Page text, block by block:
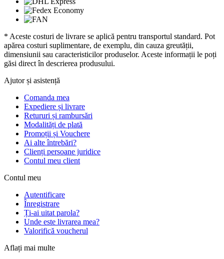
* Aceste costuri de livrare se aplică pentru transportul standard. Pot
apărea costuri suplimentare, de exemplu, din cauza greutății,
dimensiunii sau caracteristicilor produselor. Aceste informații le poți
găsi direct în descrierea produsului.
Ajutor și asistență
Comanda mea
Expediere și livrare
Retururi și rambursări
Modalități de plată
Promoții și Vouchere
Ai alte întrebări?
Clienți persoane juridice
Contul meu client
Contul meu
Autentificare
Înregistrare
Ți-ai uitat parola?
Unde este livrarea mea?
Valorifică voucherul
Aflați mai multe